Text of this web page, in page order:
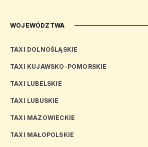
WOJEWÓDZTWA
TAXI DOLNOŚLĄSKIE
TAXI KUJAWSKO-POMORSKIE
TAXI LUBELSKIE
TAXI LUBUSKIE
TAXI MAZOWIECKIE
TAXI MAŁOPOLSKIE